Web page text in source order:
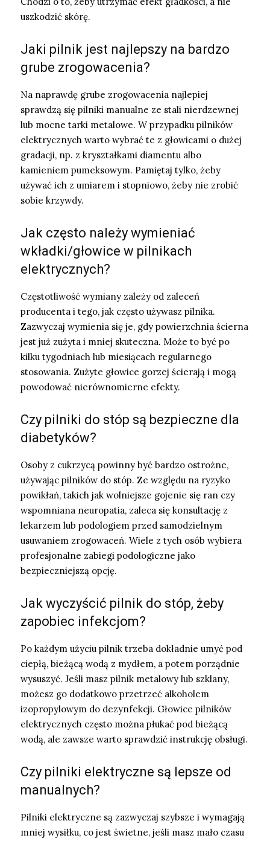
uszkodzić skórę.
Jaki pilnik jest najlepszy na bardzo
grube zrogowacenia?
Na naprawdę grube zrogowacenia najlepiej
sprawdzą się pilniki manualne ze stali nierdzewnej
lub mocne tarki metalowe. W przypadku pilników
elektrycznych warto wybrać te z głowicami o dużej
gradacji, np. z kryształkami diamentu albo
kamieniem pumeksowym. Pamiętaj tylko, żeby
używać ich z umiarem i stopniowo, żeby nie zrobić
sobie krzywdy.
Jak często należy wymieniać
wkładki/głowice w pilnikach
elektrycznych?
Częstotliwość wymiany zależy od zaleceń
producenta i tego, jak często używasz pilnika.
Zazwyczaj wymienia się je, gdy powierzchnia ścierna
jest już zużyta i mniej skuteczna. Może to być po
kilku tygodniach lub miesiącach regularnego
stosowania. Zużyte głowice gorzej ścierają i mogą
powodować nierównomierne efekty.
Czy pilniki do stóp są bezpieczne dla
diabetyków?
Osoby z cukrzycą powinny być bardzo ostrożne,
używając pilników do stóp. Ze względu na ryzyko
powikłań, takich jak wolniejsze gojenie się ran czy
wspomniana neuropatia, zaleca się konsultację z
lekarzem lub podologiem przed samodzielnym
usuwaniem zrogowaceń. Wiele z tych osób wybiera
profesjonalne zabiegi podologiczne jako
bezpieczniejszą opcję.
Jak wyczyścić pilnik do stóp, żeby
zapobiec infekcjom?
Po każdym użyciu pilnik trzeba dokładnie umyć pod
ciepłą, bieżącą wodą z mydłem, a potem porządnie
wysuszyć. Jeśli masz pilnik metalowy lub szklany,
możesz go dodatkowo przetrzeć alkoholem
izopropylowym do dezynfekcji. Głowice pilników
elektrycznych często można płukać pod bieżącą
wodą, ale zawsze warto sprawdzić instrukcję obsługi.
Czy pilniki elektryczne są lepsze od
manualnych?
Pilniki elektryczne są zazwyczaj szybsze i wymagają
mniej wysiłku, co jest świetne, jeśli masz mało czasu